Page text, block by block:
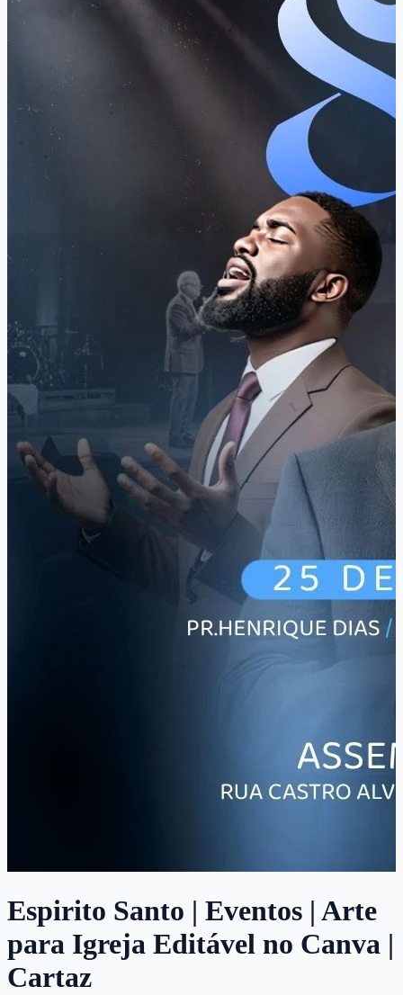
Espirito Santo | Eventos | Arte
para Igreja Editável no Canva |
Cartaz